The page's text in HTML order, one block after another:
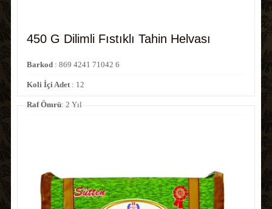
450 G Dilimli Fıstıklı Tahin Helvası
Barkod: 869 4241 71042 6
Koli İçi Adet: 12
Raf Ömrü: 2 Yıl